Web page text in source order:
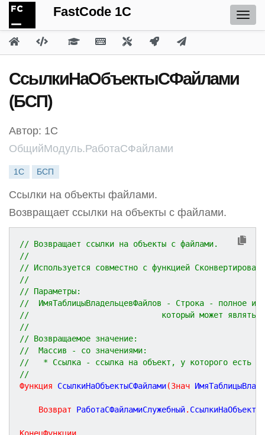
FastCode 1C
СсылкиНаОбъектыСФайлами
(БСП)
Автор: 1С
ОбщийМодуль.РаботаСФайлами
1С БСП
Ссылки на объекты файлами.
Возвращает ссылки на объекты с файлами.
// Возвращает ссылки на объекты с файлами.
//
// Используется совместно с функцией
//
// Параметры:
//  ИмяТаблицыВладельцевФайлов - Строка - полное
//                            который может являться
//
// Возвращаемое значение:
//  Массив - со значениями:
//   * Ссылка - ссылка на объект, у которого есть
//
Функция
СсылкиНаОбъектыСФайлами(Знач
Возврат РаботаСФайламиСлужебный.
КонецФункции